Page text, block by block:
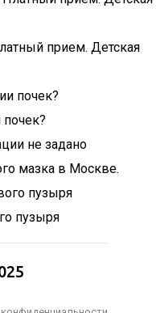
прием. Детская
мазка в Москве.
пузыря